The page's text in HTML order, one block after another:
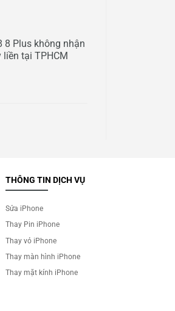
8 Plus không nhận
tại TPHCM
THÔNG TIN DỊCH VỤ
Sửa iPhone
Thay Pin iPhone
Thay vỏ iPhone
Thay màn hình iPhone
Thay mặt kính iPhone